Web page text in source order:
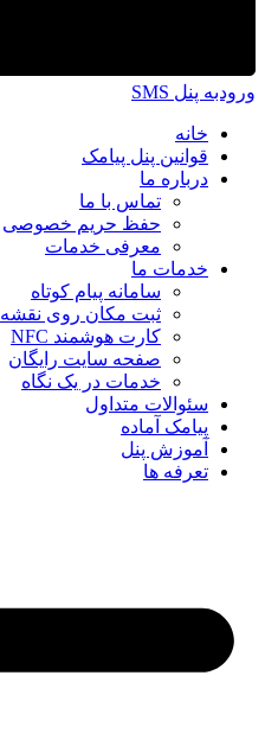
ورودبه پنل SMS
خانه
قوانین پنل پیامک
درباره ما
تماس با ما
حفظ حریم خصوصی
معرفی خدمات
خدمات ما
سامانه پیام کوتاه
ثبت مکان روی نقشه
کارت هوشمند NFC
صفحه سایت رایگان
خدمات در یک نگاه
سئوالات متداول
پیامک آماده
آموزش پنل
تعرفه ها